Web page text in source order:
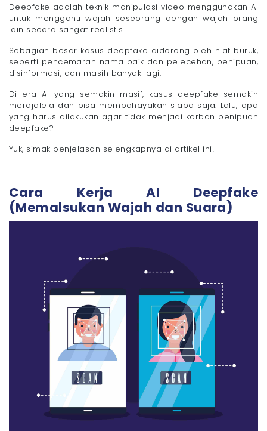
- Cara Kerja Memalsukan Wajah (Video Deepfake)
- Cara Kerja Memalsukan Suara (Voice Cloning)
- 1. Kerugian Finansial
- 2. Pencurian Data Sensitif
Cara Kenali Video Deepfake untuk Mencegah
Penipuan
- 1. Distorsi pada Batas Wajah
- 3. Suara dan Gerak Bibir Tidak Sinkron
Lindungi Aktivitas Digital Anda dengan WiFi
Megavision!
Deepfake adalah teknik manipulasi video menggunakan AI
untuk mengganti wajah seseorang dengan wajah orang
lain secara sangat realistis.
Sebagian besar kasus deepfake didorong oleh niat buruk,
seperti pencemaran nama baik dan pelecehan, penipuan,
disinformasi, dan masih banyak lagi.
Di era AI yang semakin masif, kasus deepfake semakin
merajalela dan bisa membahayakan siapa saja. Lalu, apa
yang harus dilakukan agar tidak menjadi korban penipuan
deepfake?
Yuk, simak penjelasan selengkapnya di artikel ini!
Cara Kerja AI Deepfake
(Memalsukan Wajah dan Suara)